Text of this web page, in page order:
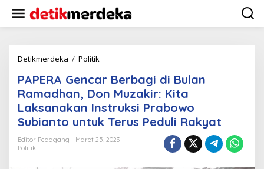
w
Detikmerdeka / Politik
P
E
R
A
G
n
PAPERA Gencar Berbagi di Bulan
Ramadhan, Don Muzakir: Kita
Laksanakan Instruksi Prabowo
Subianto untuk Terus Peduli Rakyat
Editor Pedagang
Maret 25, 2023
Politik